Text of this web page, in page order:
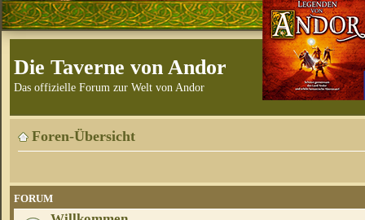
Die Taverne von Andor
Das offizielle Forum zur Welt von Andor
Foren-Übersicht
FORUM